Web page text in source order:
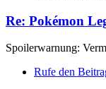
Re: Pokémon
Spoilerwarnung:
Rufe den